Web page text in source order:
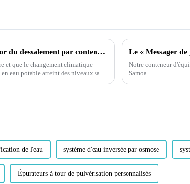
« Révolutionner la sécurité de l'eau : l'essor du dessalement par conteneurs pour un accès durable à l'eau »
et que le changement climatique
eau potable atteint des niveaux sans
Le « Messager
Notre conteneur
Samoa
de l'eau système d'eau inversée par osmose
Épurateurs à tour de pulvérisation personnalisés